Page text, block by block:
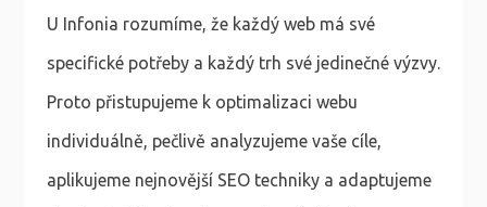
U Infonia rozumíme, že každý web má své
specifické potřeby a každý trh své jedinečné výzvy.
Proto přistupujeme k optimalizaci webu
individuálně, pečlivě analyzujeme vaše cíle,
aplikujeme nejnovější SEO techniky a adaptujeme